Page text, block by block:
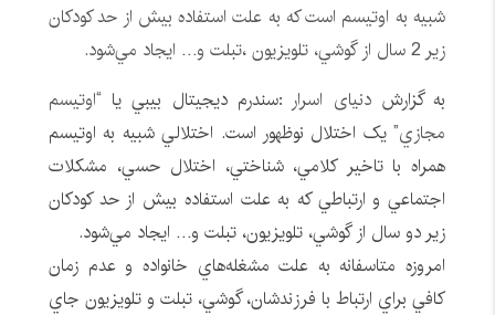
شبيه به اوتيسم است که به علت استفاده بيش از حد کودکان
زير 2 سال از گوشي، تلويزيون ،تبلت و… ايجاد مي‌شود.
به گزارش دنیای اسرار :سندرم ديجيتال بيبي يا “اوتيسم
مجازي”يک اختلال نوظهور است. اختلالي شبيه به اوتيسم
همراه با تاخير کلامي، شناختي، اختلال حسي، مشکلات
اجتماعي و ارتباطي که به علت استفاده بيش از حد کودکان
زير دو سال از گوشي، تلويزيون، تبلت و… ايجاد مي‌شود.
امروزه متاسفانه به علت مشغله‌هاي خانواده و عدم زمان
کافي براي ارتباط با فرزندشان، گوشي، تبلت و تلويزيون جاي